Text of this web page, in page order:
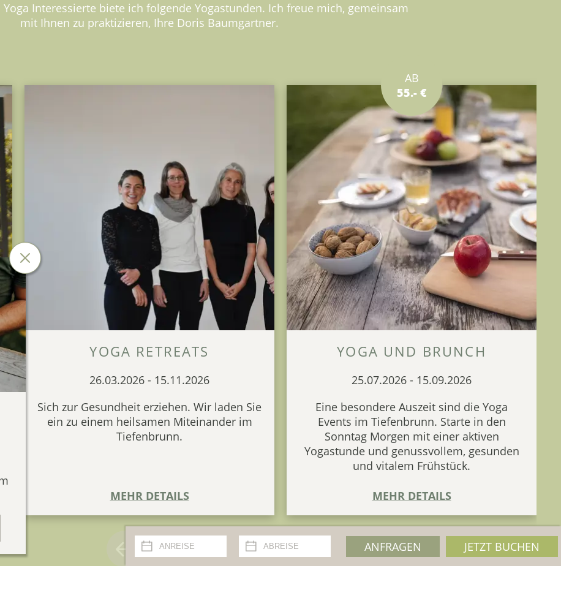
ANFRAGEN JETZT BUCHEN
Yoga Interessierte biete ich folgende Yogastunden. Ich freue mich, gemeinsam
mit Ihnen zu praktizieren, Ihre Doris Baumgartner.
YOGA RETREATS
26.03.2026 - 15.11.2026
Sich zur Gesundheit erziehen. Wir laden Sie
ein zu einem heilsamen Miteinander im
Tiefenbrunn.
MEHR DETAILS
AB
55.- €
YOGA UND BRUNCH
25.07.2026 - 15.09.2026
Eine besondere Auszeit sind die Yoga
Events im Tiefenbrunn. Starte in den
Sonntag Morgen mit einer aktiven
Yogastunde und genussvollem, gesunden
und vitalem Frühstück.
MEHR DETAILS